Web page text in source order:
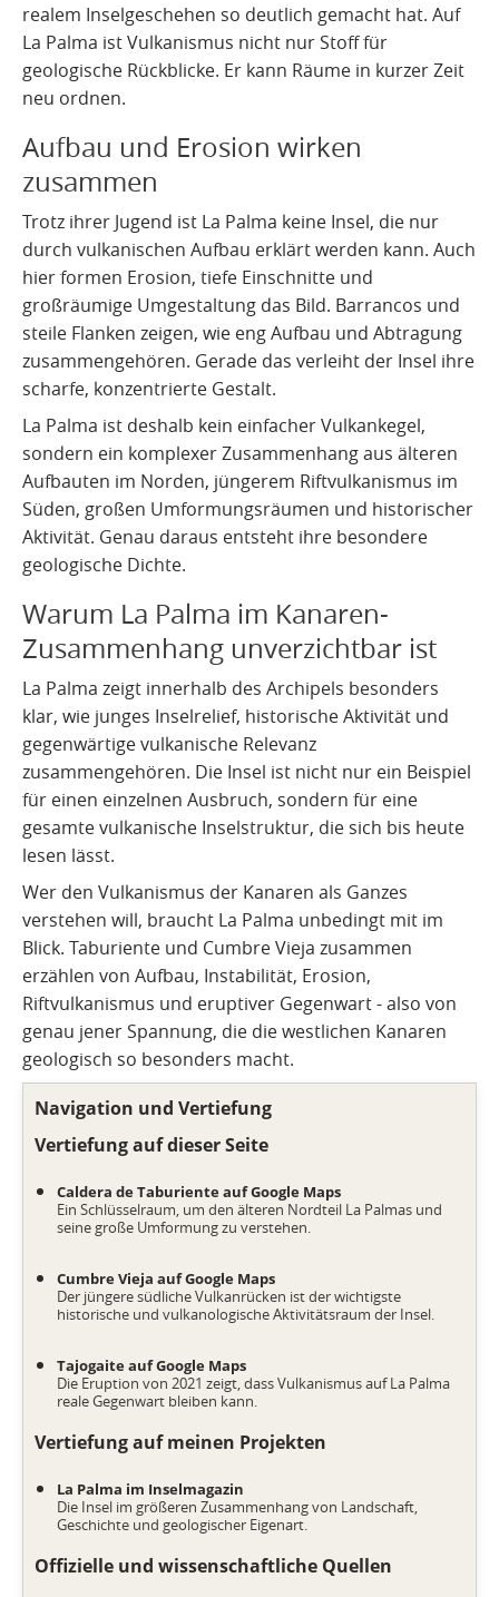
realem Inselgeschehen so deutlich gemacht hat. Auf
La Palma ist Vulkanismus nicht nur Stoff für
geologische Rückblicke. Er kann Räume in kurzer Zeit
neu ordnen.
Aufbau und Erosion wirken
zusammen
Trotz ihrer Jugend ist La Palma keine Insel, die nur
durch vulkanischen Aufbau erklärt werden kann. Auch
hier formen Erosion, tiefe Einschnitte und
großräumige Umgestaltung das Bild. Barrancos und
steile Flanken zeigen, wie eng Aufbau und Abtragung
zusammengehören. Gerade das verleiht der Insel ihre
scharfe, konzentrierte Gestalt.
La Palma ist deshalb kein einfacher Vulkankegel,
sondern ein komplexer Zusammenhang aus älteren
Aufbauten im Norden, jüngerem Riftvulkanismus im
Süden, großen Umformungsräumen und historischer
Aktivität. Genau daraus entsteht ihre besondere
geologische Dichte.
Warum La Palma im Kanaren-
Zusammenhang unverzichtbar ist
La Palma zeigt innerhalb des Archipels besonders
klar, wie junges Inselrelief, historische Aktivität und
gegenwärtige vulkanische Relevanz
zusammengehören. Die Insel ist nicht nur ein Beispiel
für einen einzelnen Ausbruch, sondern für eine
gesamte vulkanische Inselstruktur, die sich bis heute
lesen lässt.
Wer den Vulkanismus der Kanaren als Ganzes
verstehen will, braucht La Palma unbedingt mit im
Blick. Taburiente und Cumbre Vieja zusammen
erzählen von Aufbau, Instabilität, Erosion,
Riftvulkanismus und eruptiver Gegenwart - also von
genau jener Spannung, die die westlichen Kanaren
geologisch so besonders macht.
Navigation und Vertiefung
Vertiefung auf dieser Seite
Caldera de Taburiente auf Google Maps
Ein Schlüsselraum, um den älteren Nordteil La Palmas und
seine große Umformung zu verstehen.
Cumbre Vieja auf Google Maps
Der jüngere südliche Vulkanrücken ist der wichtigste
historische und vulkanologische Aktivitätsraum der Insel.
Tajogaite auf Google Maps
Die Eruption von 2021 zeigt, dass Vulkanismus auf La Palma
reale Gegenwart bleiben kann.
Vertiefung auf meinen Projekten
La Palma im Inselmagazin
Die Insel im größeren Zusammenhang von Landschaft,
Geschichte und geologischer Eigenart.
Offizielle und wissenschaftliche Quellen